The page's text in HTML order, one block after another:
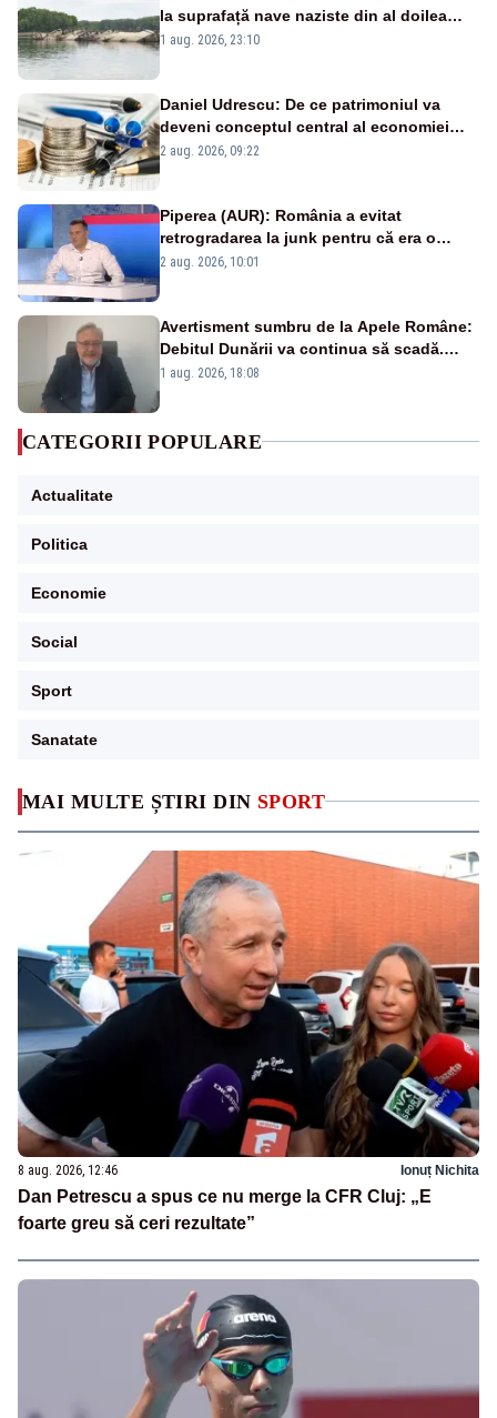
MAI MULTE ȘTIRI DIN SPORT
8 aug. 2026, 12:46 Ionuț Nichita
Dan Petrescu a spus ce nu merge la CFR Cluj: „E
foarte greu să ceri rezultate”
la suprafață nave naziste din al doilea
război mondial
1 aug. 2026, 23:10
Daniel Udrescu: De ce patrimoniul va
deveni conceptul central al economiei
viitoare?
2 aug. 2026, 09:22
Piperea (AUR): România a evitat
retrogradarea la junk pentru că era o
catastrofă pentru bănci și fondurile de
2 aug. 2026, 10:01
Avertisment sumbru de la Apele Române:
Debitul Dunării va continua să scadă.
Cernavodă s-ar putea închide în 4 zile
1 aug. 2026, 18:08
CATEGORII POPULARE
Actualitate
Politica
Economie
Social
Sport
Sanatate